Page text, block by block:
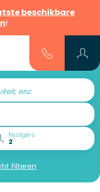
beschikbare
!
enz.
Reizigers
filteren